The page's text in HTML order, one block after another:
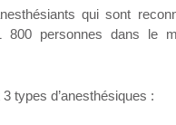
qui sont
personnes dans le
types d’anesthésiques :